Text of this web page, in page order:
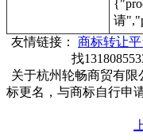
请
友情链接： 商标转让平
找
关于杭州轮畅商贸有
标更名，与商标自行申